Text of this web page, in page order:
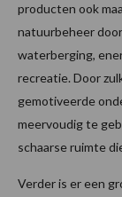
producten ook
natuurbeheer
waterberging,
recreatie. Door
gemotiveerde
meervoudig te
schaarse ruimte
Verder is er een